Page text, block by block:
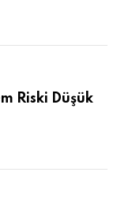
Riski Düşük